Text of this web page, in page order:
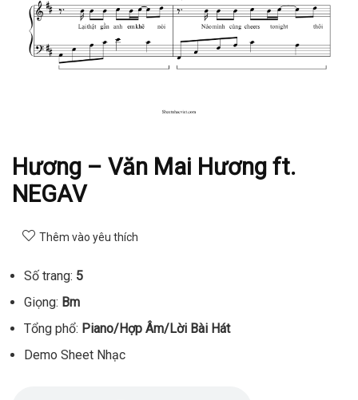
Hương – Văn Mai Hương ft.
NEGAV
Thêm vào yêu thích
Số trang: 5
Giọng: Bm
Tổng phổ: Piano/Hợp Âm/Lời Bài Hát
Demo Sheet Nhạc